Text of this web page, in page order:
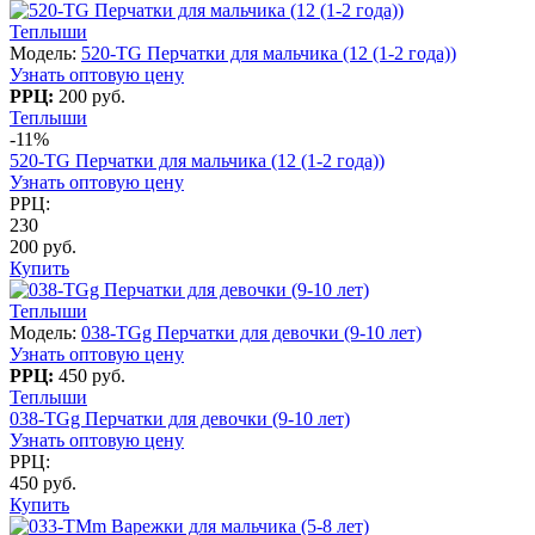
Теплыши
Модель: 520-TG Перчатки для мальчика (12 (1-2 года))
Узнать оптовую цену
РРЦ: 200 руб.
Теплыши
-11%
520-TG Перчатки для мальчика (12 (1-2 года))
Узнать оптовую цену
РРЦ:
230
200 руб.
Купить
Теплыши
Модель: 038-TGg Перчатки для девочки (9-10 лет)
Узнать оптовую цену
РРЦ: 450 руб.
Теплыши
038-TGg Перчатки для девочки (9-10 лет)
Узнать оптовую цену
РРЦ:
450 руб.
Купить